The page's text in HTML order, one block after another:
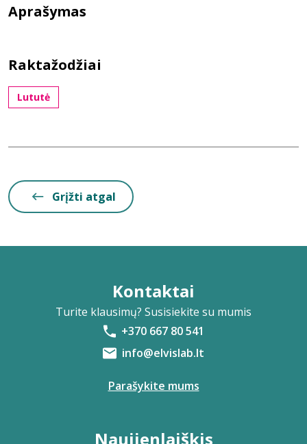
Aprašymas
Raktažodžiai
Lututė
Grįžti atgal
Kontaktai
Turite klausimų? Susisiekite su mumis
+370 667 80 541
info@elvislab.lt
Parašykite mums
Naujienlaiškis